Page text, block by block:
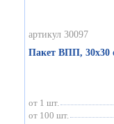
артикул 30097
Пакет ВПП, 30х30
от 1 шт.
от 100 шт.